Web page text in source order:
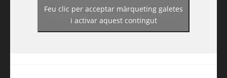
https://www.facebook.com/guiadereus/
Feu clic per acceptar màrqueting galetes
i activar aquest contingut